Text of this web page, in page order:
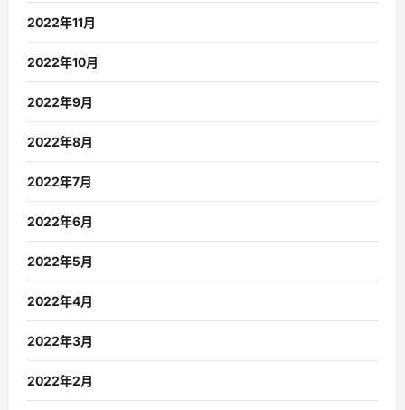
2022年11月
2022年10月
2022年9月
2022年8月
2022年7月
2022年6月
2022年5月
2022年4月
2022年3月
2022年2月